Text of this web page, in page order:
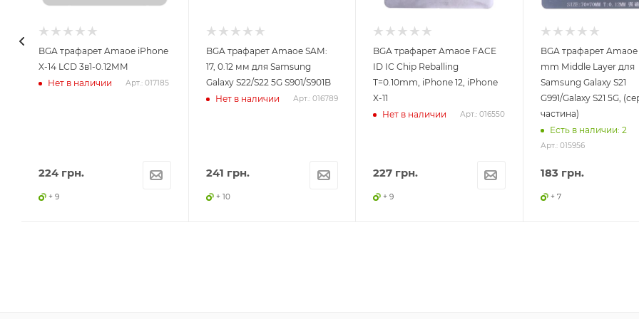
BGA трафарет Amaoe iPhone
X-14 LCD 3в1-0.12MM
Нет в наличии
Арт.: 017185
224 грн.
+ 9
BGA трафарет Amaoe SAM:
17, 0.12 мм для Samsung
Galaxy S22/S22 5G S901/S901B
Нет в наличии
Арт.: 016789
241 грн.
+ 10
BGA трафарет Amaoe FACE
ID IC Chip Reballing
T=0.10mm, iPhone 12, iPhone
X-11
Нет в наличии
Арт.: 016550
227 грн.
+ 9
BGA трафарет Amaoe
mm Middle Layer для
Samsung Galaxy S21
G991/Galaxy S21 5G,
частина)
Есть в наличии: 2
Арт.: 015956
183 грн.
+ 7